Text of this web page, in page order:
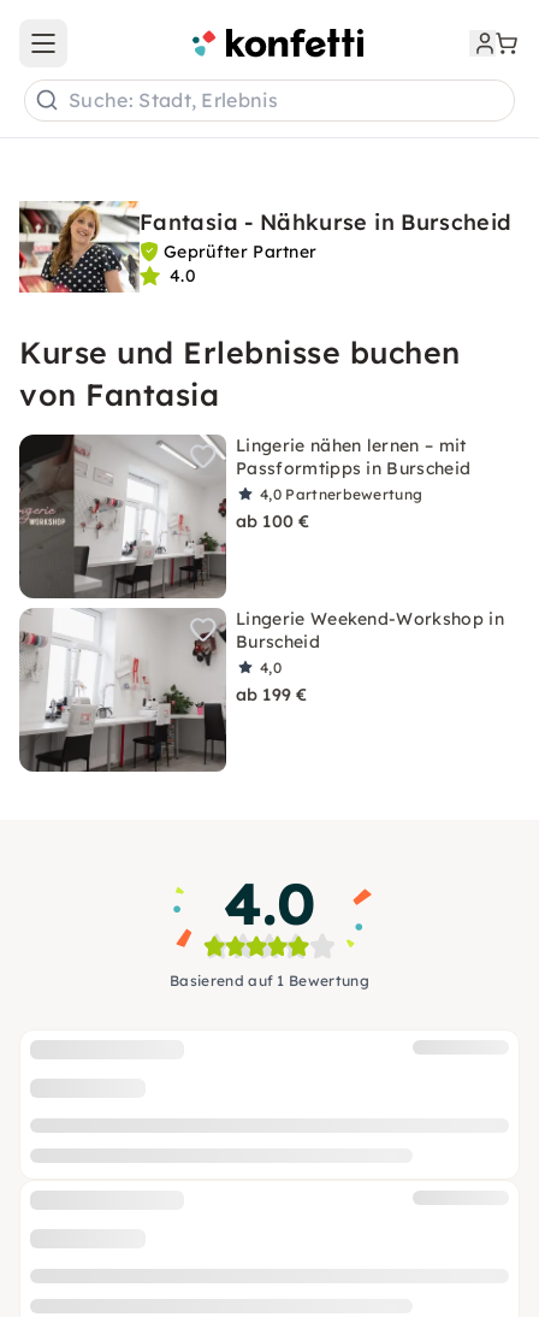
Open main menu
Suche: Stadt, Erlebnis
Fantasia - Nähkurse in Burscheid
Geprüfter Partner
4.0
Kurse und Erlebnisse buchen
von Fantasia
Lingerie nähen lernen – mit
Passformtipps in Burscheid
4,0 Partnerbewertung
ab 100 €
Lingerie Weekend-Workshop in
Burscheid
4,0
ab 199 €
4.0
Basierend auf 1 Bewertung